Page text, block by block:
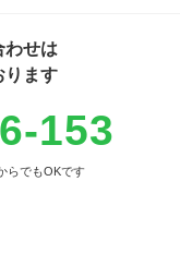
わせは
ります
153
らでもOKです